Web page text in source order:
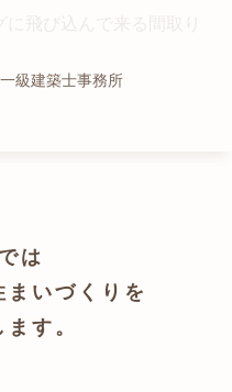
飛び込んで来る間取り
級建築士事務所
は
まいづくりを
す。